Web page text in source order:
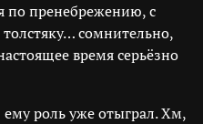
по пренебрежению, с
сомнительно,
время серьёзно
роль уже отыграл. Хм,